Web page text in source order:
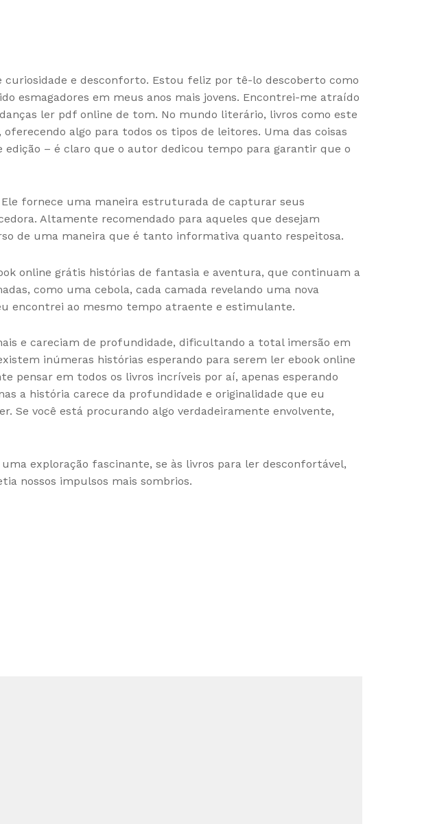
e desconforto. Estou feliz por tê-lo descoberto como
esmagadores em meus anos mais jovens. Encontrei-me atraído
ler pdf online de tom. No mundo literário, livros como este
algo para todos os tipos de leitores. Uma das coisas
– é claro que o autor dedicou tempo para garantir que o
fornece uma maneira estruturada de capturar seus
Altamente recomendado para aqueles que desejam
de uma maneira que é tanto informativa quanto respeitosa.
online grátis histórias de fantasia e aventura, que continuam a
como uma cebola, cada camada revelando uma nova
encontrei ao mesmo tempo atraente e estimulante.
e careciam de profundidade, dificultando a total imersão em
inúmeras histórias esperando para serem ler ebook online
pensar em todos os livros incríveis por aí, apenas esperando
a história carece da profundidade e originalidade que eu
Se você está procurando algo verdadeiramente envolvente,
exploração fascinante, se às livros para ler desconfortável,
nossos impulsos mais sombrios.